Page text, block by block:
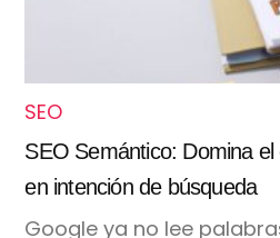
SEO
SEO Semántico: Domina
en intención de búsqueda
Google ya no lee